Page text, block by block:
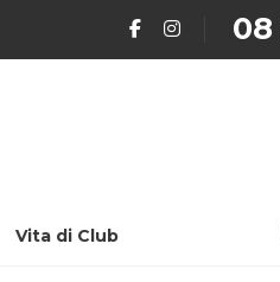
08
Vita di Club